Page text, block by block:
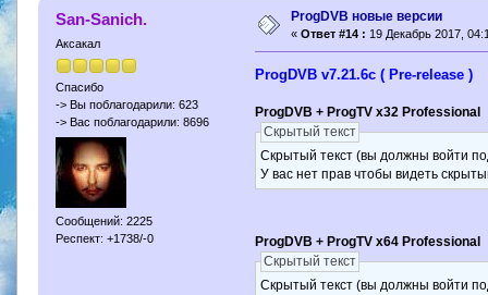
San-Sanich.
Аксакал
Спасибо
-> Вы поблагодарили: 623
-> Вас поблагодарили: 8696
Сообщений: 2225
Респект: +1738/-0
ProgDVB новые версии
« Ответ #14 : 19 Декабрь 2017,
ProgDVB v7.21.6c ( Pre-release )
ProgDVB + ProgTV x32 Professional
Скрытый текст
Скрытый текст (вы должны войти
У вас нет прав чтобы видеть
ProgDVB + ProgTV x64 Professional
Скрытый текст
Скрытый текст (вы должны войти